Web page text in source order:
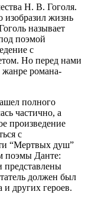
Н. В. Гоголя.
изобразил жизнь
называет
поэмой
с
Но перед нами
жанре романа-
полного
частично, а
произведение
с
“Мертвых душ”
поэмы Данте:
представлены
должен был
других героев.